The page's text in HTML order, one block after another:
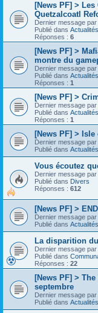
[News PF] >
Quetzalcoatl
Dernier message par
Publié dans Actualités
Réponses : 6
[News PF] >
montre du
Dernier message par
Publié dans Actualités
Réponses : 1
[News PF] >
Dernier message par
Publié dans Actualités
Réponses : 1
[News PF] > Isle
Dernier message par
Publié dans Actualités
Vous écoutez
Dernier message par
Publié dans Divers
Réponses : 612
[News PF] >
Dernier message par
Publié dans Actualités
La disparition
Dernier message par
Publié dans
Réponses : 22
[News PF] >
septembre
Dernier message par
Publié dans Actualités